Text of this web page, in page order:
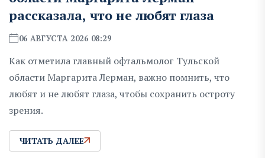
рассказала, что не любят глаза
06 АВГУСТА 2026 08:29
Как отметила главный офтальмолог Тульской
области Маргарита Лерман, важно помнить, что
любят и не любят глаза, чтобы сохранить остроту
зрения.
ЧИТАТЬ ДАЛЕЕ